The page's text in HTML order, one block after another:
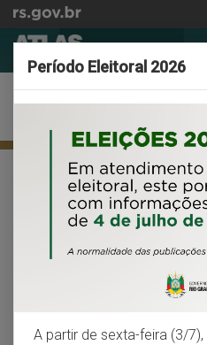
para
conteúdo
o
Período Eleitoral 2026
A partir de sexta-feira (3/
Meio
IMPRIMIR
Mata Atlântica
No RS restam apenas
remanescentes de Mata
de fragmentação em